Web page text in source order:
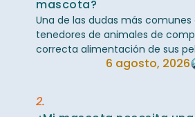
mascota?
Una de las dudas más comunes
tenedores de animales de
correcta alimentación de sus
inmensa variedad de marcas en
6 agosto, 2026
2.